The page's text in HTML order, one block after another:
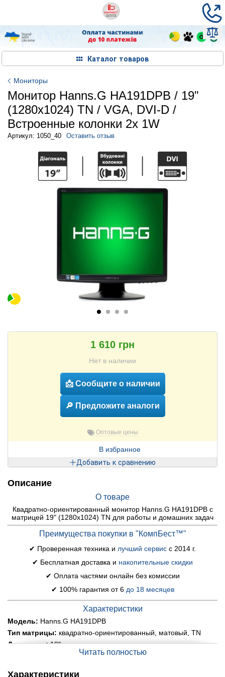
Каталог товаров
Мониторы
Монитор Hanns.G HA191DPB / 19"
(1280x1024) TN / VGA, DVI-D /
Встроенные колонки 2x 1W
Артикул: 1050_40 Оставить отзыв
1 610 грн
Нет в наличии
📩 Сообщите о наличии
🔎 Предложите аналоги
Оптовые цены
В избранное
Добавить к сравнению
Описание
О товаре
Квадратно-ориентированный монитор Hanns.G HA191DPB с
матрицей 19" (1280x1024) TN для работы и домашних задач
Преимущества покупки в "КомпБест™"
✔ Проверенная техника и лучший сервис с 2014 г.
✔ Бесплатная доставка и накопительные скидки
✔ Оплата частями онлайн без комиссии
✔ 100% гарантия от 6 до 18 месяцев
Характеристики
Модель: Hanns.G HA191DPB
Тип матрицы: квадратно-ориентированный, матовый, TN
Диагональ:19"
Соотношение сторон:5:4
Читать полностью
Характеристики